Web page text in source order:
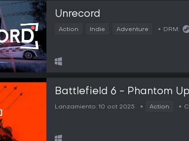
Unrecord
Action Indie Adventure DRM:
Battlefield 6 - Phantom
Lanzamiento: 10 oct 2025 Action